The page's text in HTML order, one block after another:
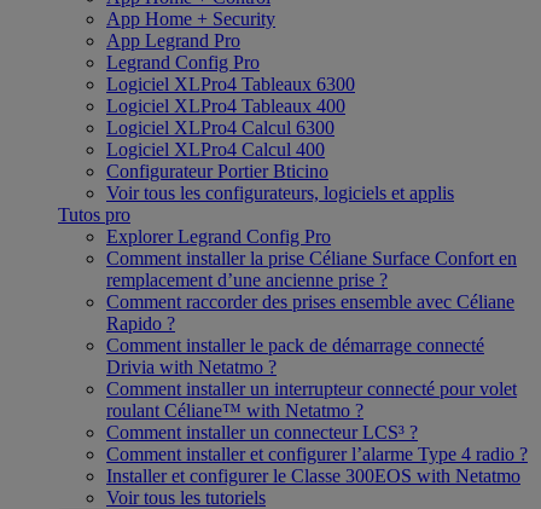
App Home + Security
App Legrand Pro
Legrand Config Pro
Logiciel XLPro4 Tableaux 6300
Logiciel XLPro4 Tableaux 400
Logiciel XLPro4 Calcul 6300
Logiciel XLPro4 Calcul 400
Configurateur Portier Bticino
Voir tous les configurateurs, logiciels et applis
Tutos pro
Explorer Legrand Config Pro
Comment installer la prise Céliane Surface Confort en
remplacement d’une ancienne prise ?
Comment raccorder des prises ensemble avec Céliane
Rapido ?
Comment installer le pack de démarrage connecté
Drivia with Netatmo ?
Comment installer un interrupteur connecté pour volet
roulant Céliane™ with Netatmo ?
Comment installer un connecteur LCS³ ?
Comment installer et configurer l’alarme Type 4 radio ?
Installer et configurer le Classe 300EOS with Netatmo
Voir tous les tutoriels